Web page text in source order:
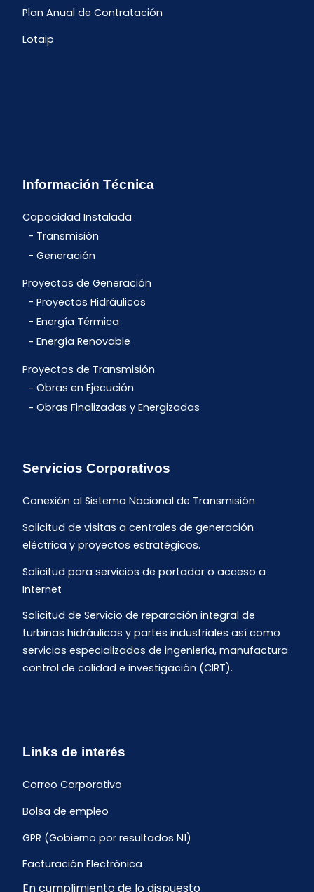
Plan Anual de Contratación
Lotaip
Información Técnica
Capacidad Instalada
Transmisión
Generación
Proyectos de Generación
Proyectos Hidráulicos
Energía Térmica
Energía Renovable
Proyectos de Transmisión
Obras en Ejecución
Obras Finalizadas y Energizadas
Servicios Corporativos
Conexión al Sistema Nacional de Transmisión
Solicitud de visitas a centrales de generación
eléctrica y proyectos estratégicos.
Solicitud para servicios de portador o acceso a
Internet
Solicitud de Servicio de reparación integral de
turbinas hidráulicas y partes industriales así como
servicios especializados de ingeniería, manufactura
control de calidad e investigación (CIRT).
Links de interés
Correo Corporativo
Bolsa de empleo
GPR (Gobierno por resultados N1)
Facturación Electrónica
En cumplimiento de lo dispuesto